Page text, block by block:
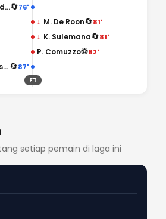
76'
🔄
↓ M. De Roon🔄81'
↓ K. Sulemana🔄81'
P. Comuzzo⚽82'
87'
🔄
FT
setiap pemain di laga ini